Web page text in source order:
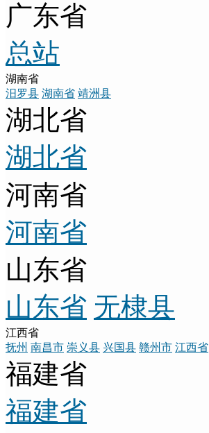
广东省
总站
湖南省
汨罗县 湖南省 靖洲县
湖北省
湖北省
河南省
河南省
山东省
山东省 无棣县
江西省
抚州 南昌市 崇义县 兴国县 赣州市 江西省
福建省
福建省